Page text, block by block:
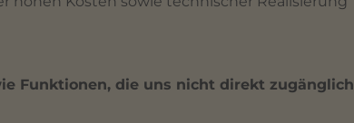
Funktionen, die uns nicht direkt zugänglich